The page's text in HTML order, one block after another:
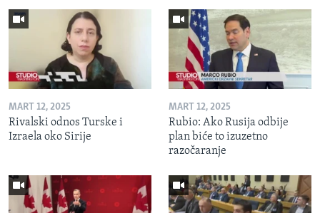
MART 12, 2025
Rivalski odnos Turske i
Izraela oko Sirije
MART 12, 2025
Rubio: Ako Rusija odbije
plan biće to izuzetno
razočaranje